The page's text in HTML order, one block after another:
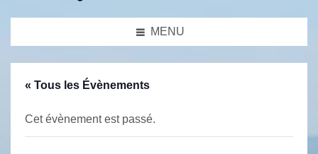
MENU
« Tous les Évènements
Cet évènement est passé.